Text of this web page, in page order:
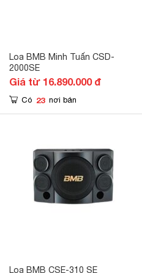
Loa BMB Minh Tuấn CSD-
2000SE
Giá từ 16.890.000 đ
Có 23 nơi bán
Loa BMB CSE-310 SE